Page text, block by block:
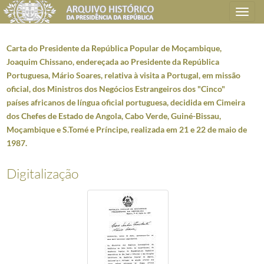
Toggle
navigation
Plano de classificação
Presidência da República
1906/2008-05-09
Carta do Presidente da República de Moçambique, Samora Moisés
Carta do Presidente da República, Mário Soares, dirigida ao
Telex do Presidente da República, Mário Soares, dirigido ao novo
Carta do Presidente da República, Mário Soares, dirigida ao
Carta do Presidente da República Popular de Moçambique, Joaquim
Carta do Presidente da República, Mário Soares, dirigida ao
Carta do Presidente da República Popular de Moçambique,
Joaquim Chissano, endereçada ao Presidente da República
Portuguesa, Mário Soares, relativa à visita a Portugal, em missão
oficial, dos Ministros dos Negócios Estrangeiros dos "Cinco"
países africanos de língua oficial portuguesa, decidida em Cimeira
dos Chefes de Estado de Angola, Cabo Verde, Guiné-Bissau,
Moçambique e S.Tomé e Príncipe, realizada em 21 e 22 de maio de
1987.
Digitalização